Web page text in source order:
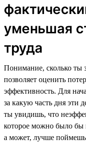
уменьшая
труда
Понимание, сколько ты
позволяет оценить
эффективность. Для
за какую часть дня эти
ты увидишь, что
которое можно было бы
а может, лучше